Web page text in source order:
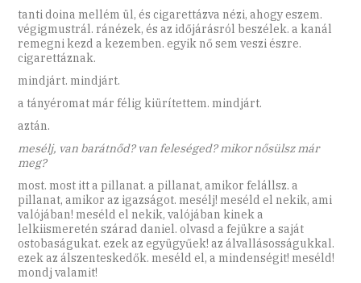
tanti doina mellém ül, és cigarettázva nézi, ahogy eszem.
végigmustrál. ránézek, és az időjárásról beszélek. a kanál
remegni kezd a kezemben. egyik nő sem veszi észre.
cigarettáznak.
mindjárt. mindjárt.
a tányéromat már félig kiürítettem. mindjárt.
aztán.
mesélj, van barátnőd? van feleséged? mikor nősülsz már
meg?
most. most itt a pillanat. a pillanat, amikor felállsz. a
pillanat, amikor az igazságot. mesélj! meséld el nekik, ami
valójában! meséld el nekik, valójában kinek a
lelkiismeretén szárad daniel. olvasd a fejükre a saját
ostobaságukat. ezek az együgyűek! az álvallásosságukkal.
ezek az álszenteskedők. meséld el, a mindenségit! meséld!
mondj valamit!